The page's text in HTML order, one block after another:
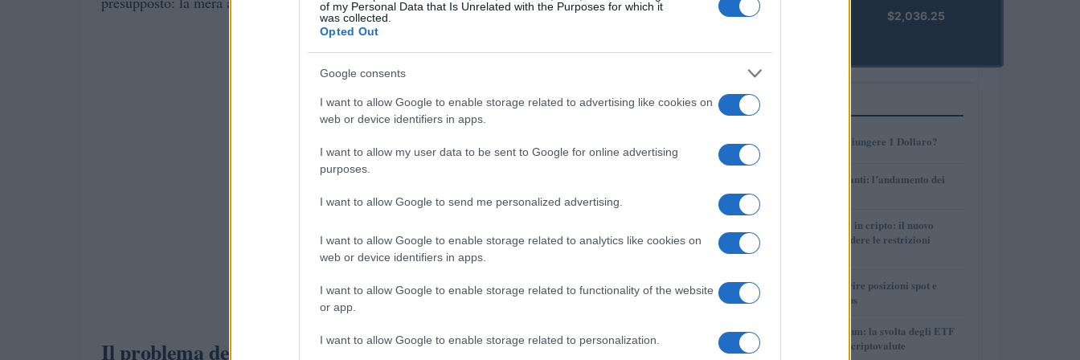
of my Personal Data that Is Unrelated with the Purposes for which it
was collected.
Opted Out
Google consents
I want to allow Google to enable storage related to advertising like cookies on
web or device identifiers in apps.
I want to allow my user data to be sent to Google for online advertising
purposes.
I want to allow Google to send me personalized advertising.
I want to allow Google to enable storage related to analytics like cookies on
web or device identifiers in apps.
I want to allow Google to enable storage related to functionality of the website
or app.
I want to allow Google to enable storage related to personalization.
Il problema del delitto presupposto
PRIME)
$2,036.25
PIÙ LETTI
1 AMP: Potrà Raggiungere 1 Dollaro?
Petrolio e carburanti: l’andamento dei
3
Finanza parallela in cripto: il nuovo
strumento per eludere le restrizioni
4
Strategie per coprire posizioni spot e
volatilità con perps
5
Bitcoin vs Ethereum: la svolta degli ETF
nel mercato delle criptovalute